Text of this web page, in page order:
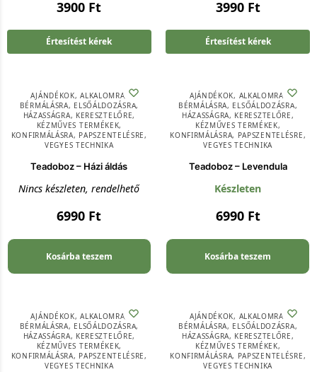
3900 Ft
Értesítést kérek
3990 Ft
Értesítést kérek
AJÁNDÉKOK,ALKALOMRA
BÉRMÁLÁSRA, ELSŐÁLDOZÁSRA,
HÁZASSÁGRA, KERESZTELŐRE,
KÉZMŰVES TERMÉKEK,
KONFIRMÁLÁSRA, PAPSZENTELÉSRE,
VEGYES TECHNIKA
Teadoboz – Házi áldás
Nincs készleten, rendelhető
6990 Ft
Kosárba teszem
AJÁNDÉKOK, ALKALOMRA
BÉRMÁLÁSRA, ELSŐÁLDOZÁSRA,
HÁZASSÁGRA, KERESZTELŐRE,
KÉZMŰVES TERMÉKEK,
KONFIRMÁLÁSRA, PAPSZENTELÉSRE,
VEGYES TECHNIKA
Teadoboz – Levendula
Készleten
6990 Ft
Kosárba teszem
AJÁNDÉKOK,ALKALOMRA
BÉRMÁLÁSRA, ELSŐÁLDOZÁSRA,
HÁZASSÁGRA, KERESZTELŐRE,
KÉZMŰVES TERMÉKEK,
KONFIRMÁLÁSRA, PAPSZENTELÉSRE,
VEGYES TECHNIKA
AJÁNDÉKOK, ALKALOMRA
BÉRMÁLÁSRA, ELSŐÁLDOZÁSRA,
HÁZASSÁGRA, KERESZTELŐRE,
KÉZMŰVES TERMÉKEK,
KONFIRMÁLÁSRA, PAPSZENTELÉSRE,
VEGYES TECHNIKA